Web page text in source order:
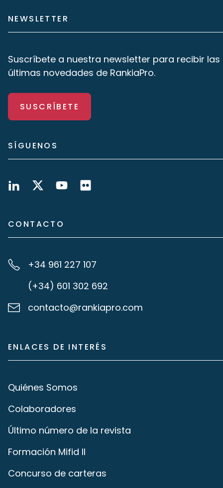
NEWSLETTER
Suscríbete a nuestra newsletter para recibir las
últimas novedades de RankiaPro.
SUSCRÍBETE
SÍGUENOS
CONTACTO
+34 961 227 107
(+34) 601 302 692
contacto@rankiapro.com
ENLACES DE INTERÉS
Quiénes Somos
Colaboradores
Último número de la revista
Formación Mifid II
Concurso de carteras